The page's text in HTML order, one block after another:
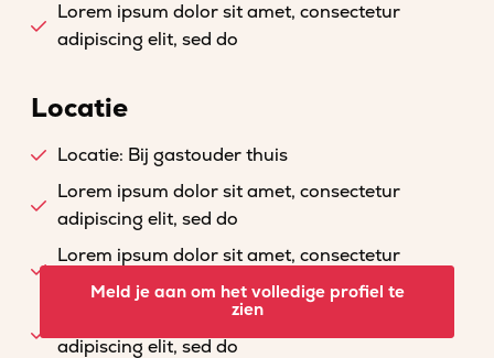
Lorem ipsum dolor sit amet, consectetur
adipiscing elit, sed do
Locatie
Locatie: Bij gastouder thuis
Lorem ipsum dolor sit amet, consectetur
adipiscing elit, sed do
Lorem ipsum dolor sit amet, consectetur
adipiscing elit, sed do
Lorem ipsum dolor sit amet, consectetur
adipiscing elit, sed do
Meld je aan om het volledige profiel te
zien